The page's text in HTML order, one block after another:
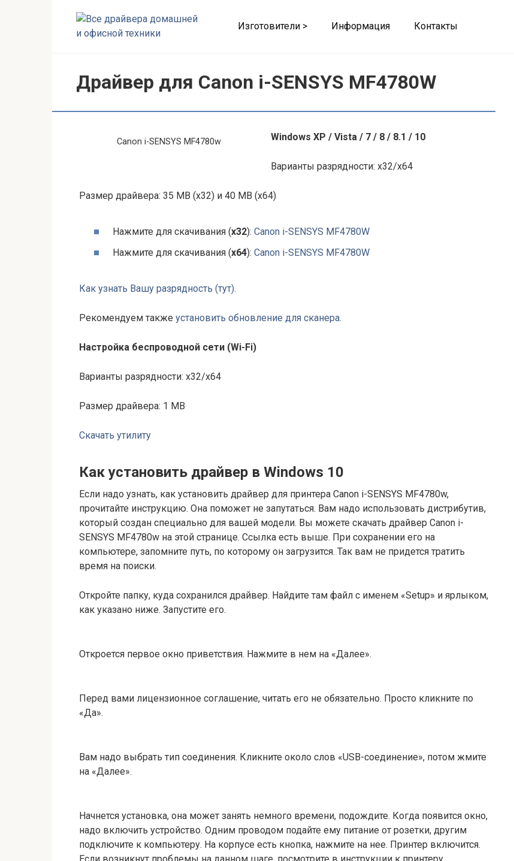
Изготовители > Информация Контакты
Драйвер для Canon i-SENSYS MF4780W
Canon i-SENSYS MF4780w Windows XP / Vista / 7 / 8 / 8.1 / 10
Варианты разрядности: x32/x64
Размер драйвера: 35 MB (x32) и 40 MB (x64)
Нажмите для скачивания (x32): Canon i-SENSYS MF4780W
Нажмите для скачивания (x64): Canon i-SENSYS MF4780W
Как узнать Вашу разрядность (тут).
Рекомендуем также установить обновление для сканера.
Настройка беспроводной сети (Wi-Fi)
Варианты разрядности: x32/x64
Размер драйвера: 1 MB
Скачать утилиту
Как установить драйвер в Windows 10
Если надо узнать, как установить драйвер для принтера Canon i-SENSYS MF4780w,
прочитайте инструкцию. Она поможет не запутаться. Вам надо использовать дистрибутив,
который создан специально для вашей модели. Вы можете скачать драйвер Canon i-
SENSYS MF4780w на этой странице. Ссылка есть выше. При сохранении его на
компьютере, запомните путь, по которому он загрузится. Так вам не придется тратить
время на поиски.
Откройте папку, куда сохранился драйвер. Найдите там файл с именем «Setup» и ярлыком,
как указано ниже. Запустите его.
Откроется первое окно приветствия. Нажмите в нем на «Далее».
Перед вами лицензионное соглашение, читать его не обязательно. Просто кликните по
«Да».
Вам надо выбрать тип соединения. Кликните около слов «USB-соединение», потом жмите
на «Далее».
Начнется установка, она может занять немного времени, подождите. Когда появится окно,
надо включить устройство. Одним проводом подайте ему питание от розетки, другим
подключите к компьютеру. На корпусе есть кнопка, нажмите на нее. Принтер включится.
Если возникнут проблемы на данном шаге, посмотрите в инструкции к принтеру.